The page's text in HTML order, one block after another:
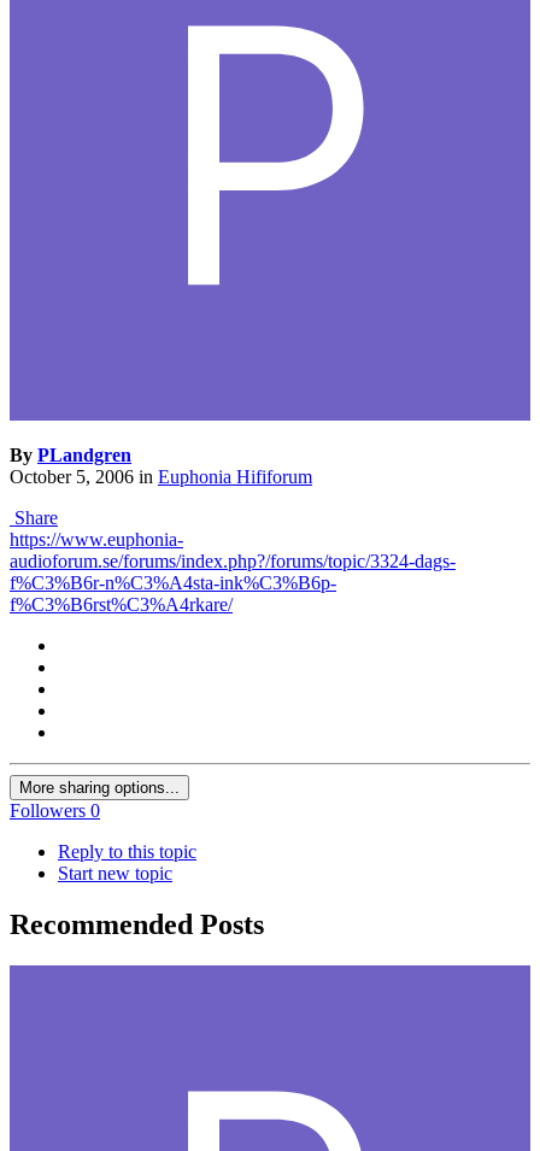
By PLandgren
October 5, 2006 in Euphonia Hififorum
Share
https://www.euphonia-
audioforum.se/forums/index.php?/forums/topic/3324-dags-
f%C3%B6r-n%C3%A4sta-ink%C3%B6p-
f%C3%B6rst%C3%A4rkare/
More sharing options...
Followers 0
Reply to this topic
Start new topic
Recommended Posts